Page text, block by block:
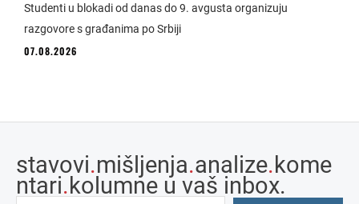
Studenti u blokadi od danas do 9. avgusta organizuju
razgovore s građanima po Srbiji
07.08.2026
stavovi.mišljenja.analize.kome
ntari.kolumne u vaš inbox.